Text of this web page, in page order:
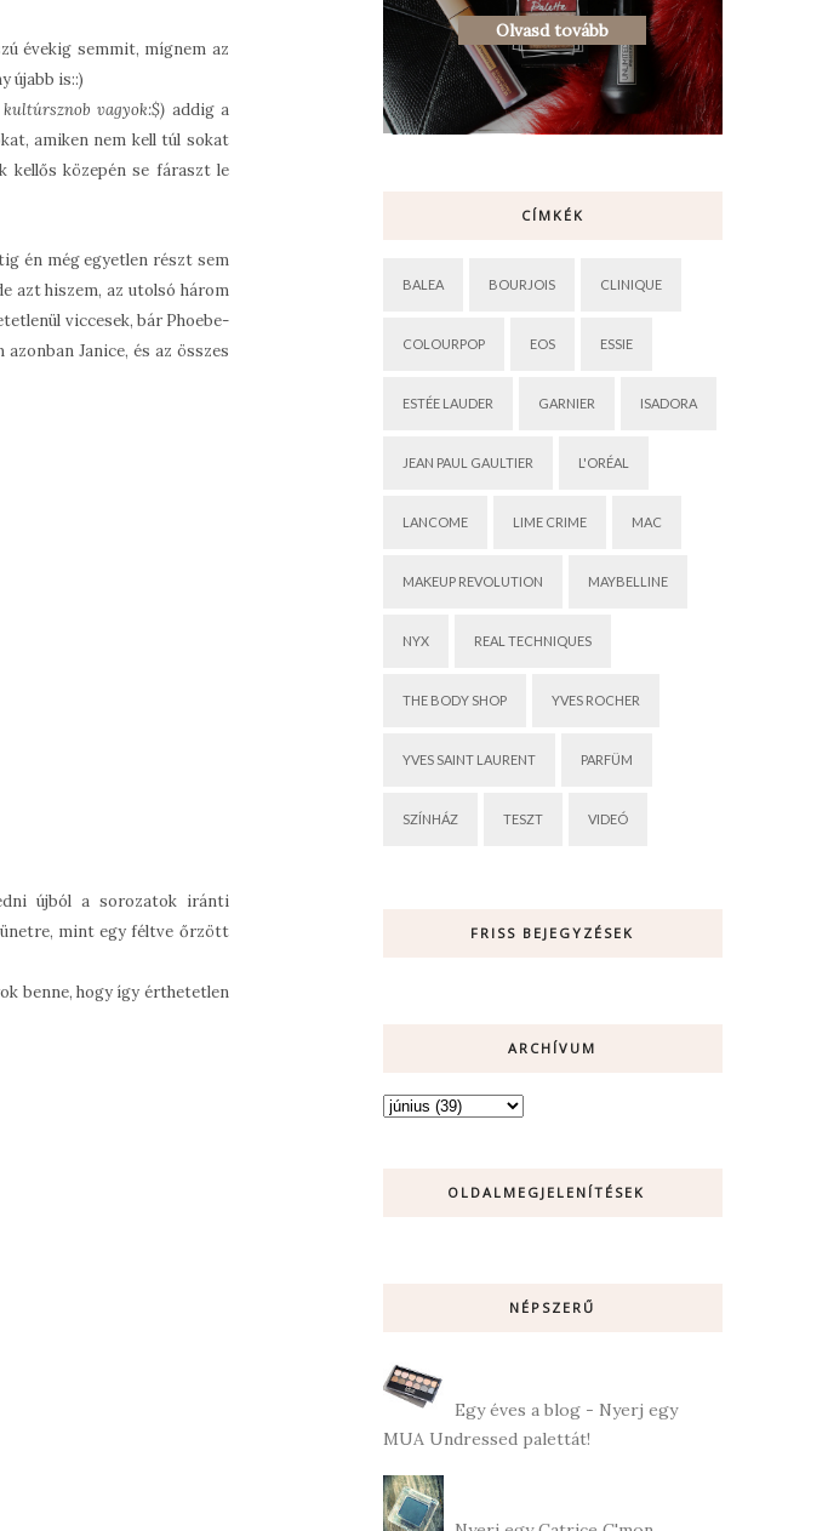
évekig semmit, mígnem az
újabb is::)
vagyok:$) addig a
amiken nem kell túl sokat
kellős közepén se fáraszt le
én még egyetlen részt sem
azt hiszem, az utolsó három
viccesek, bár Phoebe-
Janice, és az összes
újból a sorozatok iránti
mint egy féltve őrzött
benne, hogy így érthetetlen
Olvasd tovább
CÍMKÉK
BALEA BOURJOIS CLINIQUE
COLOURPOP EOS ESSIE
ESTÉE LAUDER GARNIER ISADORA
JEAN PAUL GAULTIER L'ORÉAL
LANCOME LIME CRIME MAC
MAKEUP REVOLUTION MAYBELLINE
NYX REAL TECHNIQUES
THE BODY SHOP YVES ROCHER
YVES SAINT LAURENT PARFÜM
SZÍNHÁZ TESZT VIDEÓ
FRISS BEJEGYZÉSEK
ARCHÍVUM
OLDALMEGJELENÍTÉSEK
NÉPSZERŰ
Egy éves a blog - Nyerj egy
MUA Undressed palettát!